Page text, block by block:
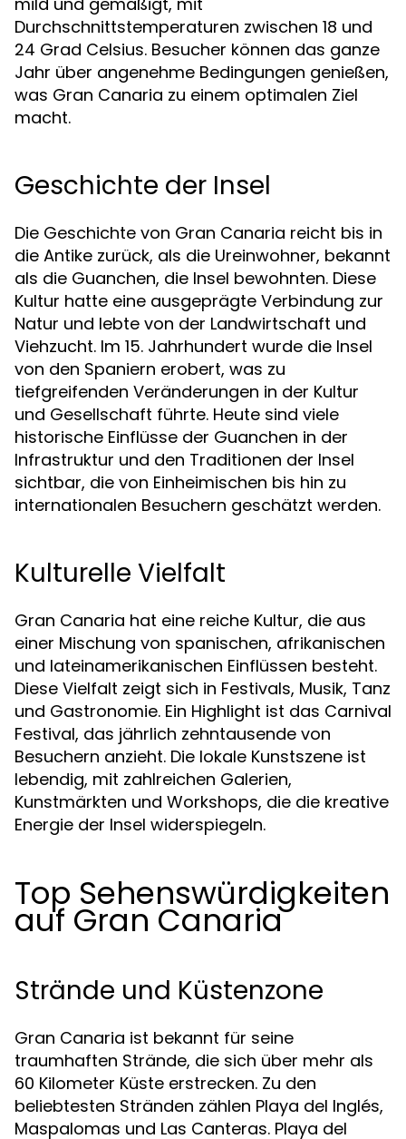
Durchschnittstemperaturen zwischen 18 und
24 Grad Celsius. Besucher können das ganze
Jahr über angenehme Bedingungen genießen,
was Gran Canaria zu einem optimalen Ziel
macht.
Geschichte der Insel
Die Geschichte von Gran Canaria reicht bis in
die Antike zurück, als die Ureinwohner, bekannt
als die Guanchen, die Insel bewohnten. Diese
Kultur hatte eine ausgeprägte Verbindung zur
Natur und lebte von der Landwirtschaft und
Viehzucht. Im 15. Jahrhundert wurde die Insel
von den Spaniern erobert, was zu
tiefgreifenden Veränderungen in der Kultur
und Gesellschaft führte. Heute sind viele
historische Einflüsse der Guanchen in der
Infrastruktur und den Traditionen der Insel
sichtbar, die von Einheimischen bis hin zu
internationalen Besuchern geschätzt werden.
Kulturelle Vielfalt
Gran Canaria hat eine reiche Kultur, die aus
einer Mischung von spanischen, afrikanischen
und lateinamerikanischen Einflüssen besteht.
Diese Vielfalt zeigt sich in Festivals, Musik, Tanz
und Gastronomie. Ein Highlight ist das Carnival
Festival, das jährlich zehntausende von
Besuchern anzieht. Die lokale Kunstszene ist
lebendig, mit zahlreichen Galerien,
Kunstmärkten und Workshops, die die kreative
Energie der Insel widerspiegeln.
Top Sehenswürdigkeiten
auf Gran Canaria
Strände und Küstenzone
Gran Canaria ist bekannt für seine
traumhaften Strände, die sich über mehr als
60 Kilometer Küste erstrecken. Zu den
beliebtesten Stränden zählen Playa del Inglés,
Maspalomas und Las Canteras. Playa del